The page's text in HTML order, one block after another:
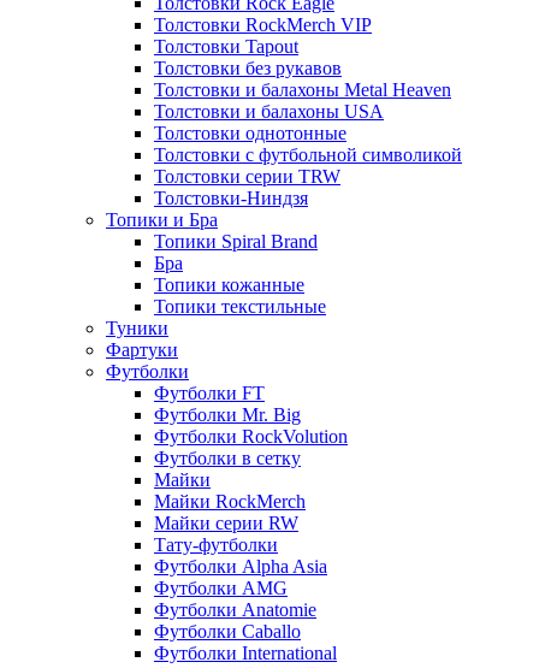
Толстовки RockMerch VIP
Толстовки Tapout
Толстовки без рукавов
Толстовки и балахоны Metal Heaven
Толстовки и балахоны USA
Толстовки однотонные
Толстовки с футбольной символикой
Толстовки серии TRW
Толстовки-Ниндзя
Топики и Бра
Топики Spiral Brand
Бра
Топики кожанные
Топики текстильные
Туники
Фартуки
Футболки
Футболки FT
Футболки Mr. Big
Футболки RockVolution
Футболки в сетку
Майки
Майки RockMerch
Майки серии RW
Тату-футболки
Футболки Alpha Asia
Футболки AMG
Футболки Anatomie
Футболки Caballo
Футболки International